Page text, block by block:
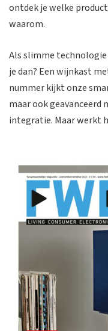
ontdek je welke
waarom.
Als slimme
je dan? Een wijnkast
nummer kijkt onze
maar ook geavanceerd
integratie. Maar werkt